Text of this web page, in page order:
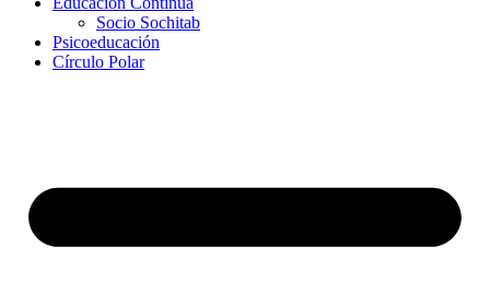
Socio Sochitab
Psicoeducación
Círculo Polar